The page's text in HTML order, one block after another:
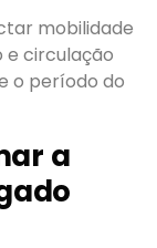
mobilidade
e circulação
o período do
a